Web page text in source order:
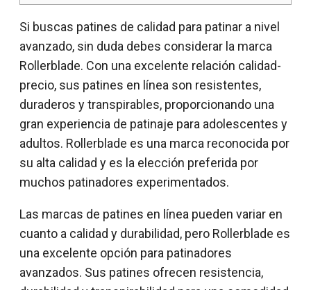
Si buscas patines de calidad para patinar a nivel
avanzado, sin duda debes considerar la marca
Rollerblade. Con una excelente relación calidad-
precio, sus patines en línea son resistentes,
duraderos y transpirables, proporcionando una
gran experiencia de patinaje para adolescentes y
adultos. Rollerblade es una marca reconocida por
su alta calidad y es la elección preferida por
muchos patinadores experimentados.
Las marcas de patines en línea pueden variar en
cuanto a calidad y durabilidad, pero Rollerblade es
una excelente opción para patinadores
avanzados. Sus patines ofrecen resistencia,